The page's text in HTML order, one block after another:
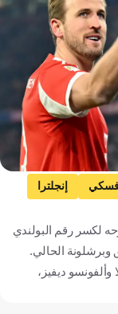
إنجلترا
لكسر رقم البولندي
وبرشلونة الحالي.
ديفيز،